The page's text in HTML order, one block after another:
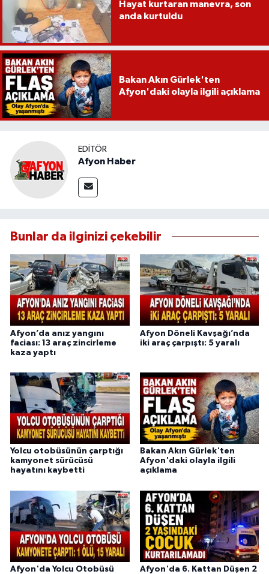
Hayat kurtaran manevra, son
anda kurtuldu
Bakan Akın Gürlek'ten
Afyon'daki olayla ilgili açıklama
EDITÖR
Afyon Haber
Bunlar da ilginizi çekebilir
Afyon’da anız yangını
faciası: 13 araç zincirleme
kaza yaptı
Afyon Döneli Kavşağı’nda
iki araç çarpıştı: 5 yaralı
Yolcu otobüsünün çarptığı
kamyonet sürücüsü
hayatını kaybetti
Bakan Akın Gürlek'ten
Afyon'daki olayla ilgili
açıklama
Afyon'da Yolcu Otobüsü Afyon'da 6. Kattan Düşen 2